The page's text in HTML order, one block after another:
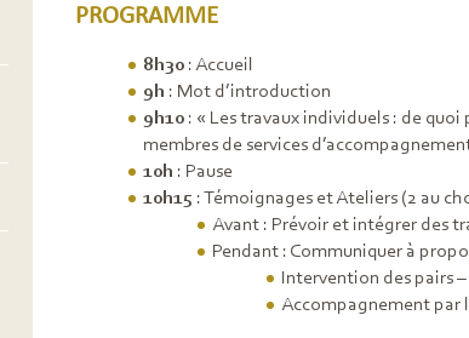
PROGRAMME
8h30 : Accueil
9h : Mot d’introduction
9h10 : « Les travaux individuels : de
membres de services
10h : Pause
10h15 : Témoignages et Ateliers (2 au
Avant : Prévoir et intégrer des
Pendant : Communiquer à
Intervention des pairs
Accompagnement par